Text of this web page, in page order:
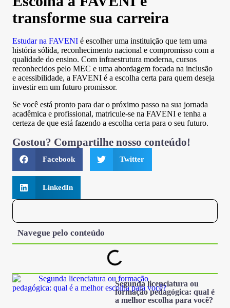
transforme sua carreira
Estudar na FAVENI é escolher uma instituição que tem uma
história sólida, reconhecimento nacional e compromisso com a
qualidade do ensino. Com infraestrutura moderna, cursos
reconhecidos pelo MEC e uma abordagem focada na inclusão
e acessibilidade, a FAVENI é a escolha certa para quem deseja
investir em um futuro promissor.
Se você está pronto para dar o próximo passo na sua jornada
acadêmica e profissional, matricule-se na FAVENI e tenha a
certeza de que está fazendo a escolha certa para o seu futuro.
Gostou? Compartilhe nosso conteúdo!
Facebook Twitter
LinkedIn
Navegue pelo conteúdo
Segunda licenciatura ou
formação pedagógica: qual é
a melhor escolha para você?